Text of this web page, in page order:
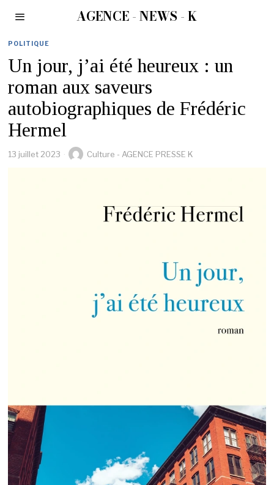
AGENCE - NEWS - K
POLITIQUE
Un jour, j’ai été heureux : un
roman aux saveurs
autobiographiques de Frédéric
Hermel
13 juillet 2023 Culture - AGENCE PRESSE K